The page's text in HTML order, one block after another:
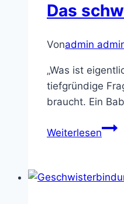
Das
Vonadmin
„Was ist
tiefgründige
braucht. Ein
WeiterlesenDas
drei